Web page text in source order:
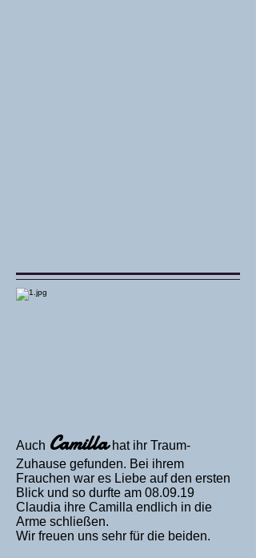
Auch Camilla hat ihr Traum-
Zuhause gefunden. Bei ihrem
Frauchen war es Liebe auf den ersten
Blick und so durfte am 08.09.19
Claudia ihre Camilla endlich in die
Arme schließen.
Wir freuen uns sehr für die beiden.